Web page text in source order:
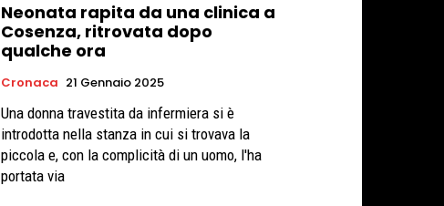
Neonata rapita da una clinica a
Cosenza, ritrovata dopo
qualche ora
Cronaca 21 Gennaio 2025
Una donna travestita da infermiera si è
introdotta nella stanza in cui si trovava la
piccola e, con la complicità di un uomo, l'ha
portata via